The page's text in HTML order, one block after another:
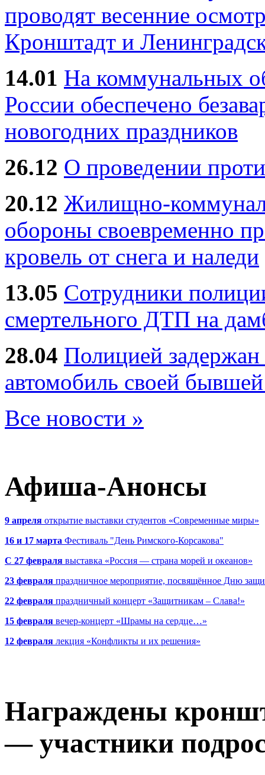
проводят весенние
Кронштадт и
14.01 На коммунальных
России обеспечено
новогодних праздников
26.12 О проведении
20.12 Жилищно-
обороны своевременно
кровель от снега и наледи
13.05 Сотрудники
смертельного ДТП на
28.04 Полицией
автомобиль своей
Все новости »
Афиша-Анонсы
9 апреля открытие выставки студентов «Современные миры»
16 и 17 марта Фестиваль "День Римского-Корсакова"
С 27 февраля выставка «Россия — страна морей и океанов»
23 февраля праздничное мероприятие, посвящённое Дню
22 февраля праздничный концерт «Защитникам – Слава!»
15 февраля вечер-концерт «Шрамы на сердце…»
12 февраля лекция «Конфликты и их решения»
Награждены
— участники